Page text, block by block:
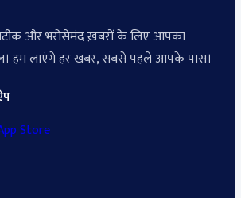
और भरोसेमंद ख़बरों के लिए आपका
हम लाएंगे हर खबर, सबसे पहले आपके पास।